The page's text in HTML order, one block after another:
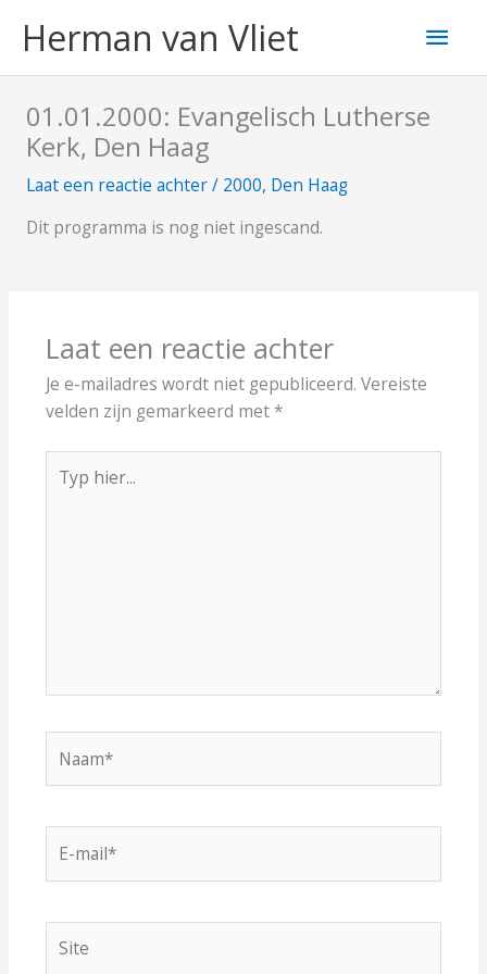
naarHerman van Vliet
01.01.2000: Evangelisch Lutherse
Kerk, Den Haag
Laat een reactie achter/ 2000, Den Haag
Dit programma is nog niet ingescand.
Laat een reactie achter
Je e-mailadres wordt niet gepubliceerd. Vereiste
velden zijn gemarkeerd met*
hier...
mail*